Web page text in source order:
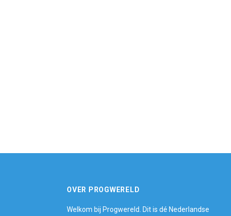
OVER PROGWERELD
Welkom bij Progwereld. Dit is dé Nederlandse